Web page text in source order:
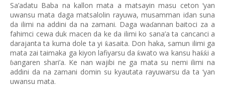
Sa’adatu Baba na kallon mata a matsayin masu ceton ‘yan
uwansu mata daga matsalolin rayuwa, musamman idan suna
da ilimi na addini da na zamani. Daga waɗannan baitoci za a
fahimci cewa duk macen da ke da ilimi ko sana’a ta cancanci a
darajanta ta kuma dole ta yi ƙasaita. Don haka, samun ilimi ga
mata zai taimaka ga kiyon lafiyarsu daƙwato wa kansu haƙƙi a
ɓangaren shari’a. Ke nan wajibi ne ga mata su nemi ilimi na
addini da na zamani domin su kyautata rayuwarsu da ta ‘yan
uwansu mata.